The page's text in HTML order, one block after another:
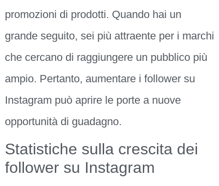
promozioni di prodotti. Quando hai un
grande seguito, sei più attraente per i marchi
che cercano di raggiungere un pubblico più
ampio. Pertanto, aumentare i follower su
Instagram può aprire le porte a nuove
opportunità di guadagno.
Statistiche sulla crescita dei
follower su Instagram